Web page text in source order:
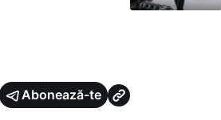
Abonează-te